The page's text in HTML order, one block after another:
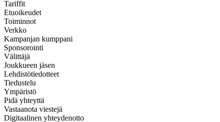
Tariffit
Etuoikeudet
Toiminnot
Verkko
Kampanjan kumppani
Sponsorointi
Välittäjä
Joukkueen jäsen
Lehdistötiedotteet
Tiedustelu
Ympäristö
Pidä yhteyttä
Vastaanota viestejä
Digitaalinen yhteydenotto